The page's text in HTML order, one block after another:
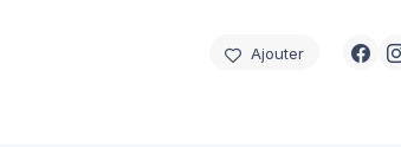
Ajouter